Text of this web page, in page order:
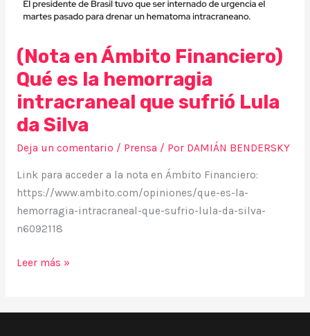
(Nota en Ámbito Financiero)
Qué es la hemorragia
intracraneal que sufrió Lula
da Silva
Deja un comentario / Prensa / Por DAMIÁN BENDERSKY
Link para acceder a la nota en Ámbito Financiero:
https://www.ambito.com/opiniones/que-es-la-
hemorragia-intracraneal-que-sufrio-lula-da-silva-
n6092118
da
Leer más »